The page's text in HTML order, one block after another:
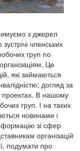
з джерел
членських
груп по
Це
які займаються
догляд за
В нашому
груп. І на таких
новинами і
зі сфер
організацій
подумати про